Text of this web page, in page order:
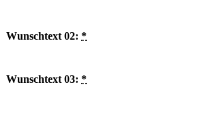
Wunschtext 02: *
Wunschtext 03: *